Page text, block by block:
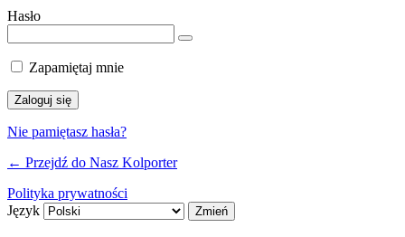
Hasło
Zapamiętaj mnie
Nie pamiętasz hasła?
← Przejdź do Nasz Kolporter
Polityka prywatności
Język